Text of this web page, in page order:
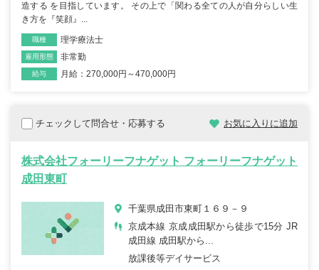
造する を目指しています。 その上で「関わる全ての人が自分らしい生
き方を『笑顔』...
職種 理学療法士
雇用形態 非常勤
給与 月給：270,000円～470,000円
チェックして問合せ・応募する お気に入りに追加
株式会社フォーリーフナゲット フォーリーフナゲット
成田東町
千葉県成田市東町１６９－９
京成本線 京成成田駅から徒歩で15分 JR
成田線 成田駅から...
放課後等デイサービス